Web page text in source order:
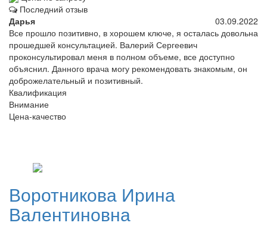
Последний отзыв
Дарья
03.09.2022
Все прошло позитивно, в хорошем ключе, я осталась довольна
прошедшей консультацией. Валерий Сергеевич
проконсультировал меня в полном объеме, все доступно
объяснил. Данного врача могу рекомендовать знакомым, он
доброжелательный и позитивный.
Квалификация
Внимание
Цена-качество
Воротникова Ирина
Валентиновна